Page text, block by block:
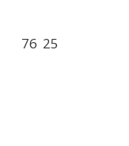
76 25